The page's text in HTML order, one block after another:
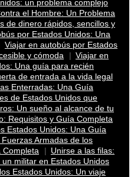
un problema complejo
el Hombre: Un Problema
de dinero rápidos, sencillos y
por Estados Unidos: Una
Viajar en autobús por Estados
y cómoda
Viajar en
Una guía para recién
de entrada a la vida legal
Enterradas: Una Guía
de Estados Unidos que
Un sueño al alcance de tu
Requisitos y Guía Completa
Estados Unidos: Una Guía
Armadas de los
Completa
Unirse a las filas:
militar en Estados Unidos
Estados Unidos: Un viaje